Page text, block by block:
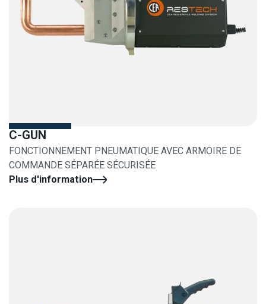
C-GUN
FONCTIONNEMENT PNEUMATIQUE AVEC ARMOIRE DE
COMMANDE SÉPARÉE SÉCURISÉE
Plus d'information